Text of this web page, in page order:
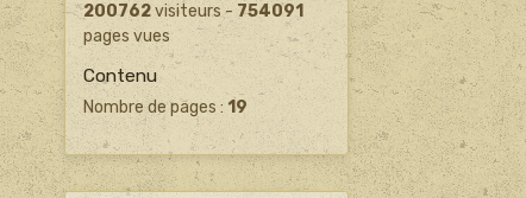
200762visiteurs -754091
pages vues
Contenu
Nombre de pages : 19